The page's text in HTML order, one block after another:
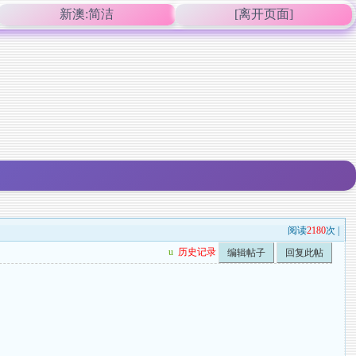
新澳:简洁 [离开页面]
阅读2180次 |
u 历史记录 编辑帖子 回复此帖